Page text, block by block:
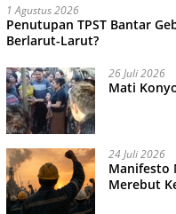
1 Agustus 2026
Penutupan TPST Bantar
Berlarut-Larut?
26 Juli 2026
Mati
24 Juli 2026
Manifesto
Merebut